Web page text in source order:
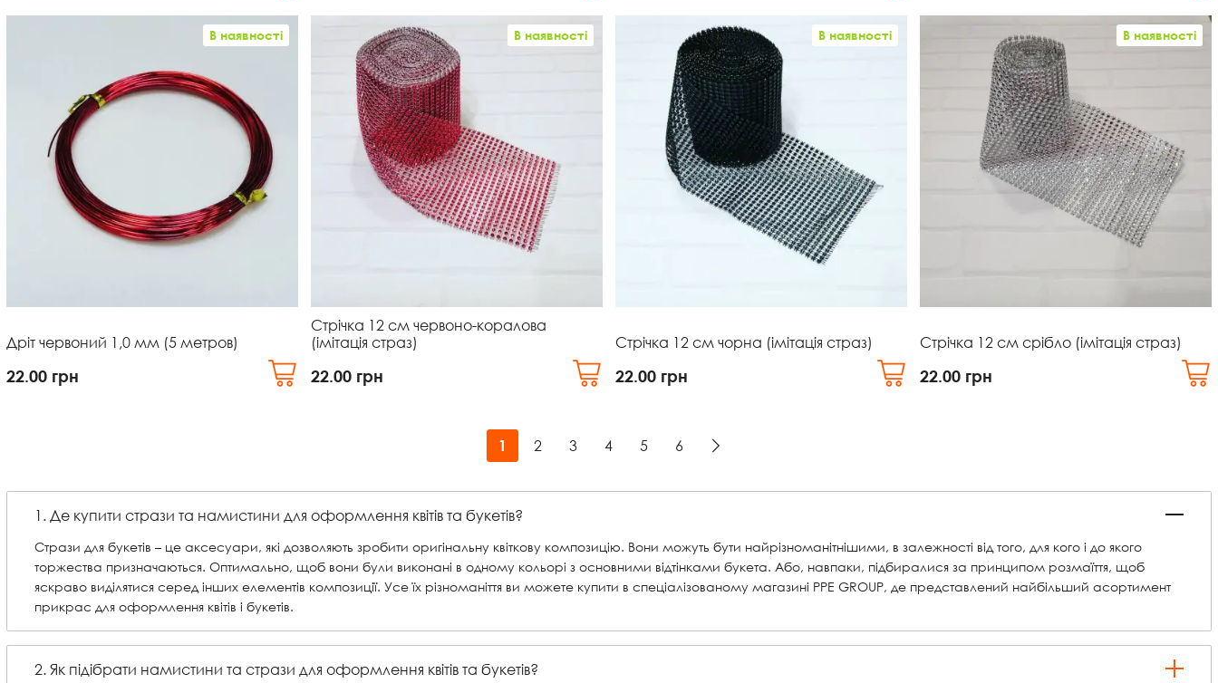
В наявності
Дріт червоний 1,0 мм (5 метров)
22.00 грн
В наявності
Стрічка 12 см червоно-коралова
(імітація страз)
22.00 грн
В наявності
Стрічка 12 см чорна (імітація страз)
22.00 грн
В наявності
Стрічка 12 см срібло (імітація страз)
22.00 грн
1 2 3 4 5 6
1. Де купити стрази та намистини для оформлення квітів та букетів?
Стрази для букетів – це аксесуари, які дозволяють зробити оригінальну квіткову композицію. Вони можуть бути найрізноманітнішими, в залежності від того, для кого і до якого
торжества призначаються. Оптимально, щоб вони були виконані в одному кольорі з основними відтінками букета. Або, навпаки, підбиралися за принципом розмаїття, щоб
яскраво виділятися серед інших елементів композиції. Усе їх різноманіття ви можете купити в спеціалізованому магазині PPE GROUP, де представлений найбільший асортимент
прикрас для оформлення квітів і букетів.
2. Як підібрати намистини та стрази для оформлення квітів та букетів?